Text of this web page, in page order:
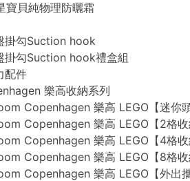
寶貝純物理防曬霜
掛勾Suction hook
掛勾Suction hook禮盒組
配件
樂高收納系列
Copenhagen 樂高 LEGO【迷你頭
Copenhagen 樂高 LEGO【2格收
Copenhagen 樂高 LEGO【4格收
Copenhagen 樂高 LEGO【8格收
Copenhagen 樂高 LEGO【外出